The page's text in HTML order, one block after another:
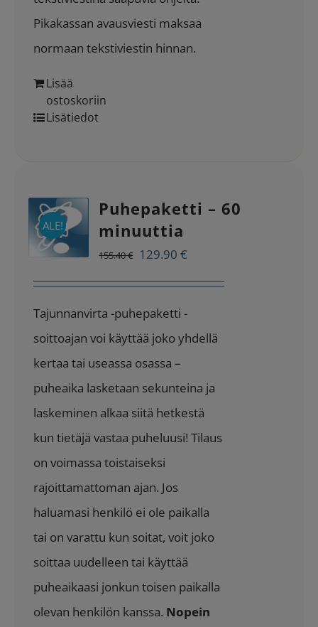
Pikakassan avausviesti maksaa
normaan tekstiviestin hinnan.
Lisää
ostoskoriin
Lisätiedot
ALE!
Puhepaketti – 60
minuuttia
155.40€ Alkuperäinen
hinta
129.90€
hinta
Tajunnanvirta -puhepaketti -
soittoajan voi käyttää joko yhdellä
kertaa tai useassa osassa –
puheaika lasketaan sekunteina ja
laskeminen alkaa siitä hetkestä
kun tietäjä vastaa puheluusi! Tilaus
on voimassa toistaiseksi
rajoittamattoman ajan. Jos
haluamasi henkilö ei ole paikalla
tai on varattu kun soitat, voit joko
soittaa uudelleen tai käyttää
puheaikaasi jonkun toisen paikalla
olevan henkilön kanssa. Nopein